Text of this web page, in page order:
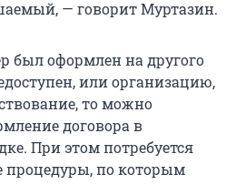
— говорит Муртазин.
был оформлен на другого
или организацию,
то можно
договора в
При этом потребуется
процедуры, по которым